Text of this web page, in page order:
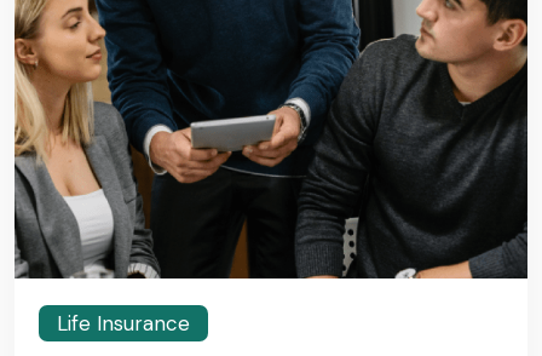
Life Insurance